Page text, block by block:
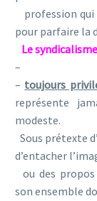
profession qui
pour parfaire la
Le
–
– toujours
représente
modeste.
Sous prétexte
d’entacher
ou des
son ensemble